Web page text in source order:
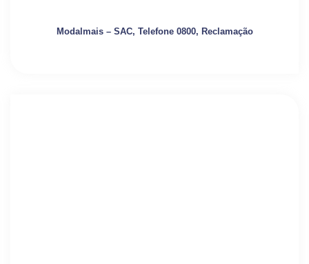
Modalmais – SAC, Telefone 0800, Reclamação